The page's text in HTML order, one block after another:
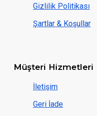
Gizlilik Politikası
Şartlar & Koşullar
Müşteri Hizmetleri
İletişim
Geri İade